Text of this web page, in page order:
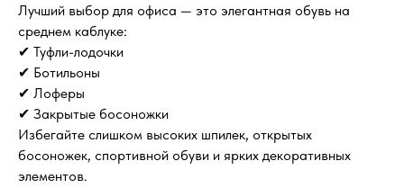
Лучший выбор для офиса — это элегантная обувь на
среднем каблуке:
✔ Туфли-лодочки
✔ Ботильоны
✔ Лоферы
✔ Закрытые босоножки
Избегайте слишком высоких шпилек, открытых
босоножек, спортивной обуви и ярких декоративных
элементов.